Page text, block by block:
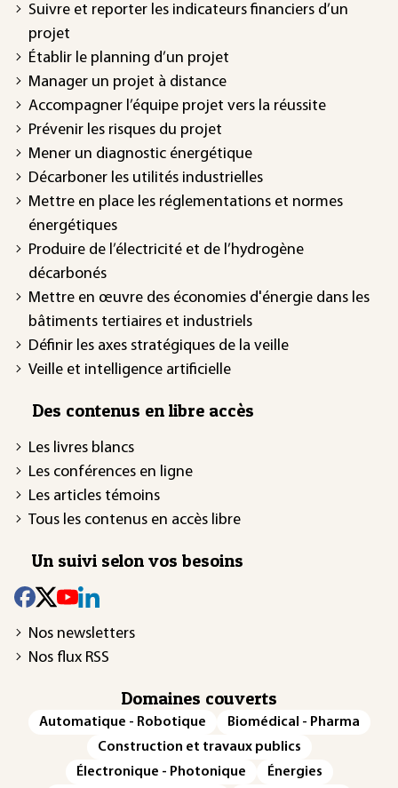
Suivre et reporter les indicateurs financiers d’un
projet
Établir le planning d’un projet
Manager un projet à distance
Accompagner l’équipe projet vers la réussite
Prévenir les risques du projet
Mener un diagnostic énergétique
Décarboner les utilités industrielles
Mettre en place les réglementations et normes
énergétiques
Produire de l’électricité et de l’hydrogène
décarbonés
Mettre en œuvre des économies d'énergie dans les
bâtiments tertiaires et industriels
Définir les axes stratégiques de la veille
Veille et intelligence artificielle
Des contenus en libre accès
Les livres blancs
Les conférences en ligne
Les articles témoins
Tous les contenus en accès libre
Un suivi selon vos besoins
Nos newsletters
Nos flux RSS
Domaines couverts
Automatique - Robotique
Biomédical - Pharma
Construction et travaux publics
Électronique - Photonique
Énergies